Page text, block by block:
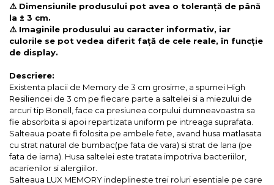
⚠️ Dimensiunile produsului pot avea o toleranță de până
la ± 3 cm.
⚠️ Imaginile produsului au caracter informativ, iar
culorile se pot vedea diferit față de cele reale, în funcție
de display.
Descriere:
Existenta placii de Memory de 3 cm grosime, a spumei High
Resiliencei de 3 cm pe fiecare parte a saltelei si a miezului de
arcuri tip Bonell, face ca presiunea corpului dumneavoastra sa
fie absorbita si apoi repartizata uniform pe intreaga suprafata.
Salteaua poate fi folosita pe ambele fete, avand husa matlasata
cu strat natural de bumbac(pe fata de vara) si strat de lana (pe
fata de iarna). Husa saltelei este tratata impotriva bacteriilor,
acarienilor si alergiilor.
Salteaua LUX MEMORY indeplineste trei roluri esentiale pe care